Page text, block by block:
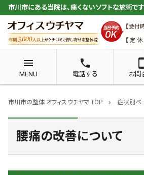
menu
MENU
phone
電話する
smartphone
お問
市川市の整体 オフィスウチヤマ TOP chevron_right 症状別ペ
腰痛の改善について